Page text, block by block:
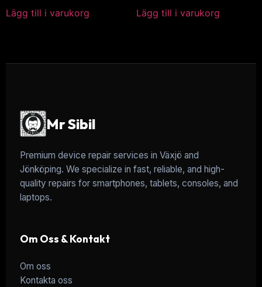
Lägg till i varukorg Lägg till i varukorg
Mr Sibil
Premium device repair services in Växjö and
Jönköping. We specialize in fast, reliable, and high-
quality repairs for smartphones, tablets, consoles, and
laptops.
Om Oss & Kontakt
Om oss
Kontakta oss